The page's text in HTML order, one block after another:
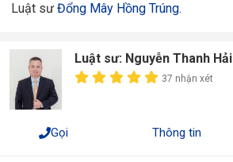
Luật sư Đổng Mây Hồng Trúng.
Luật sư: Nguyễn Thanh Hải
37 nhận xét
Gọi Thông tin